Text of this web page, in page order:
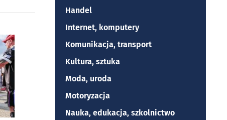
Handel
Internet, komputery
Komunikacja, transport
Kultura, sztuka
Moda, uroda
Motoryzacja
Nauka, edukacja, szkolnictwo